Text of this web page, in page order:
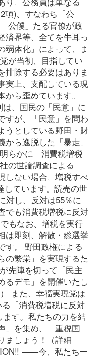
項)、すなわち「公
公僕」たる官僚が政
済界等、全てを牛耳っ
弱体化」によって、ま
が当初、目指してい
排除する必要はありま
実上、支配している現
ら歪めています。
、国民の「民意」に
すが、「民意」を問わ
うとしている野田・財
ら逸脱した「暴走」
らかに「消費税増税
の世論調査による
しない場合、増税すべ
しています。読売の世
対し、反対は55％に
でも消費税増税に反対
もなお、増税を実行
は即刻、解散・総選挙
す。 野田政権による
の繁栄」を実現するた
先陣を切って「民主
るデモ」を開催いたし
また、幸福実現党は
「消費税増税に反対
す。私たちの力を結
」を集め、「重税国
ましょう！（詳細
――今、私たち一